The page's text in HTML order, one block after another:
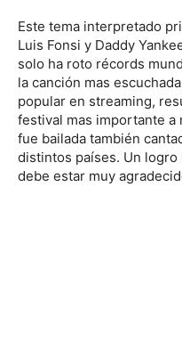
Este tema interpretado
Luis Fonsi y Daddy
solo ha roto récords
la canción mas
popular en streaming,
festival mas importante a
fue bailada también
distintos países. Un
debe estar muy